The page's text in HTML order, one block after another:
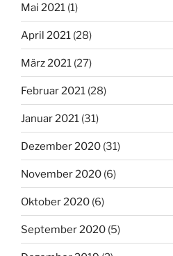
Mai 2021 (1)
April 2021 (28)
März 2021 (27)
Februar 2021 (28)
Januar 2021 (31)
Dezember 2020 (31)
November 2020 (6)
Oktober 2020 (6)
September 2020 (5)